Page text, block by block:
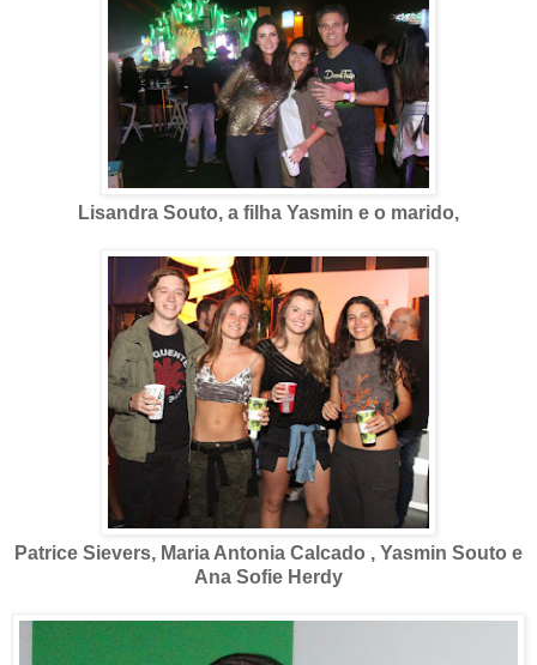
Lisandra Souto, a filha Yasmin e o marido,
Patrice Sievers, Maria Antonia Calcado , Yasmin Souto e
Ana Sofie Herdy